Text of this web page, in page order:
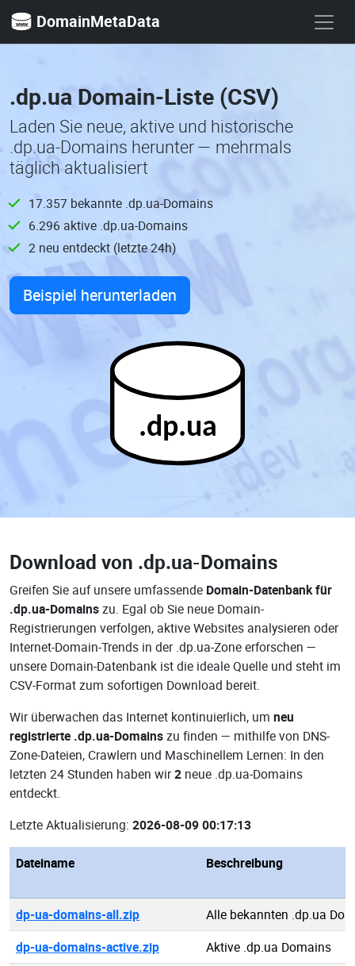
DomainMetaData
.dp.ua Domain-Liste (CSV)
Laden Sie neue, aktive und historische
.dp.ua-Domains herunter — mehrmals
täglich aktualisiert
17.357 bekannte .dp.ua-Domains
6.296 aktive .dp.ua-Domains
2 neu entdeckt (letzte 24h)
Beispiel herunterladen
.dp.ua
Download von .dp.ua-Domains
Greifen Sie auf unsere umfassende Domain-Datenbank für
.dp.ua-Domainszu. Egal ob Sie neue Domain-
Registrierungen verfolgen, aktive Websites analysieren oder
Internet-Domain-Trends in der .dp.ua-Zone erforschen —
unsere Domain-Datenbank ist die ideale Quelle und steht im
CSV-Format zum sofortigen Download bereit.
Wir überwachen das Internet kontinuierlich, um neu
registrierte .dp.ua-Domainszu finden — mithilfe von DNS-
Zone-Dateien, Crawlern und Maschinellem Lernen: In den
letzten 24 Stunden haben wir2 neue .dp.ua-Domains
entdeckt.
Letzte Aktualisierung: 2026-08-09 00:17:13
Dateiname Beschreibung
dp-ua-domains-all.zip
Alle bekannten .dp.ua
dp-ua-domains-active.zip
Aktive .dp.ua Domains